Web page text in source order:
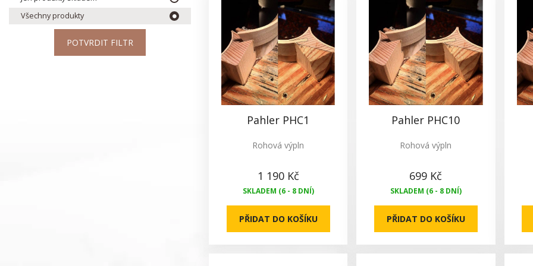
Všechny produkty
POTVRDIT FILTR
Pahler PHC1
Rohová výpln
1 190 Kč
SKLADEM (6 - 8 DNÍ)
PŘIDAT DO KOŠÍKU
Pahler PHC10
Rohová výpln
699 Kč
SKLADEM (6 - 8 DNÍ)
PŘIDAT DO KOŠÍKU